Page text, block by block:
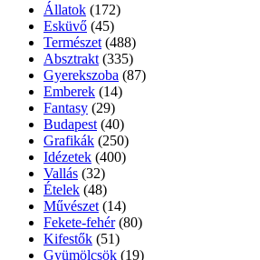
Állatok (172)
Esküvő (45)
Természet (488)
Absztrakt (335)
Gyerekszoba (87)
Emberek (14)
Fantasy (29)
Budapest (40)
Grafikák (250)
Idézetek (400)
Vallás (32)
Ételek (48)
Művészet (14)
Fekete-fehér (80)
Kifestők (51)
Gyümölcsök (19)